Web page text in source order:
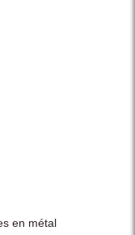
en métal